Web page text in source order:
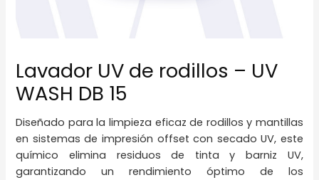
Lavador UV de rodillos – UV
WASH DB 15
Diseñado para la limpieza eficaz de rodillos y mantillas
en sistemas de impresión offset con secado UV, este
químico elimina residuos de tinta y barniz UV,
garantizando un rendimiento óptimo de los